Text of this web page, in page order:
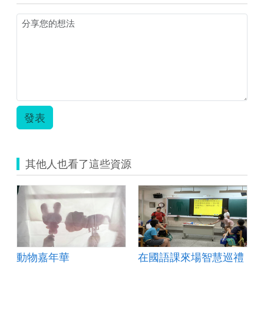
─《海
發表
其他人也看了這些資源
動物嘉年華 在國語課來場智慧巡禮